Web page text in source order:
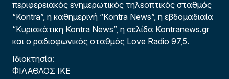
περιφερειακός ενημερωτικός τηλεοπτικός σταθμός
“Kontra”, η καθημερινή “Kontra News”, η εβδομαδιαία
“Κυριακάτικη Kontra News”, η σελίδα Kontranews.gr
και ο ραδιοφωνικός σταθμός Love Radio 97,5.
Ιδιοκτησία:
ΦΙΛΑΘΛΟΣ ΙΚΕ